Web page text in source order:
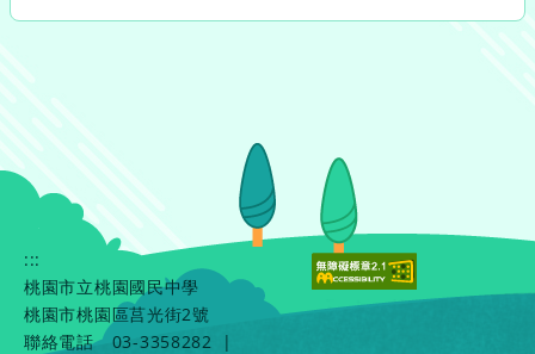
:::
桃園市立桃園國民中學
桃園市桃園區莒光街2號
聯絡電話
03-3358282
|